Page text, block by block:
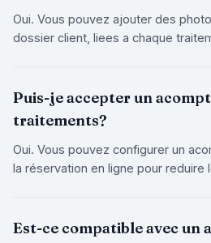
Oui. Vous pouvez ajouter des
dossier client, liees a chaque
Puis-je accepter un
traitements?
Oui. Vous pouvez configurer un
la réservation en ligne pour reduire
Est-ce compatible avec un